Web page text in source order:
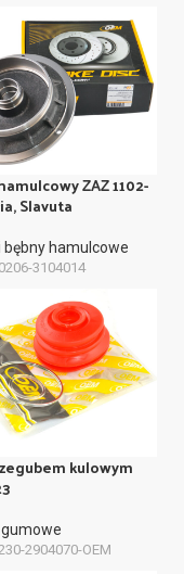
ZAZ 1102-
Slavuta
bębny hamulcowe
3104014
kulowym
2904070-OEM